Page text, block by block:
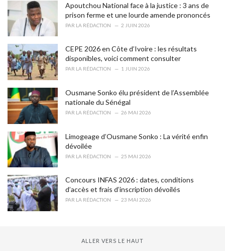
r
e
:
Apoutchou National face à la justice : 3 ans de
prison ferme et une lourde amende prononcés
PAR LA RÉDACTION 2 JUIN 2026
CEPE 2026 en Côte d’Ivoire : les résultats
disponibles, voici comment consulter
PAR LA RÉDACTION 1 JUIN 2026
Ousmane Sonko élu président de l’Assemblée
nationale du Sénégal
PAR LA RÉDACTION 26 MAI 2026
Limogeage d’Ousmane Sonko : La vérité enfin
dévoilée
PAR LA RÉDACTION 25 MAI 2026
Concours INFAS 2026 : dates, conditions
d’accès et frais d’inscription dévoilés
PAR LA RÉDACTION 23 MAI 2026
ALLER VERS LE HAUT